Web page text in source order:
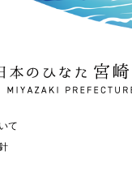
本のひなた 宮崎県
MIYAZAKI PREFECTURE
て